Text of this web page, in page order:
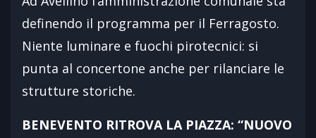
definendo il programma per il Ferragosto.
Niente luminare e fuochi pirotecnici: si
punta al concertone anche per rilanciare le
strutture storiche.
BENEVENTO RITROVA LA PIAZZA: “NUOVO